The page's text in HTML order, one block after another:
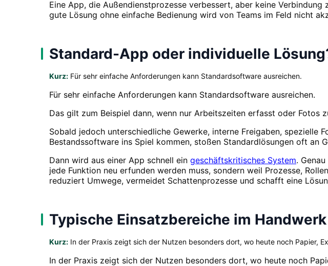
Eine App, die Außendienstprozesse verbessert, aber keine Verbindung
gute Lösung ohne einfache Bedienung wird von Teams im Feld nicht
Standard-App oder individuelle
Kurz: Für sehr einfache Anforderungen kann Standardsoftware ausreichen.
Für sehr einfache Anforderungen kann Standardsoftware ausreichen.
Das gilt zum Beispiel dann, wenn nur Arbeitszeiten erfasst oder Fotos
Sobald jedoch unterschiedliche Gewerke, interne Freigaben, spezielle
Bestandssoftware ins Spiel kommen, stoßen Standardlösungen oft an
Dann wird aus einer App schnell ein geschäftskritisches System.
jede Funktion neu erfunden werden muss, sondern weil Prozesse,
reduziert Umwege, vermeidet Schattenprozesse und schafft eine
Typische Einsatzbereiche im Handwerk
Kurz: In der Praxis zeigt sich der Nutzen besonders dort, wo heute noch Papier,
In der Praxis zeigt sich der Nutzen besonders dort, wo heute noch